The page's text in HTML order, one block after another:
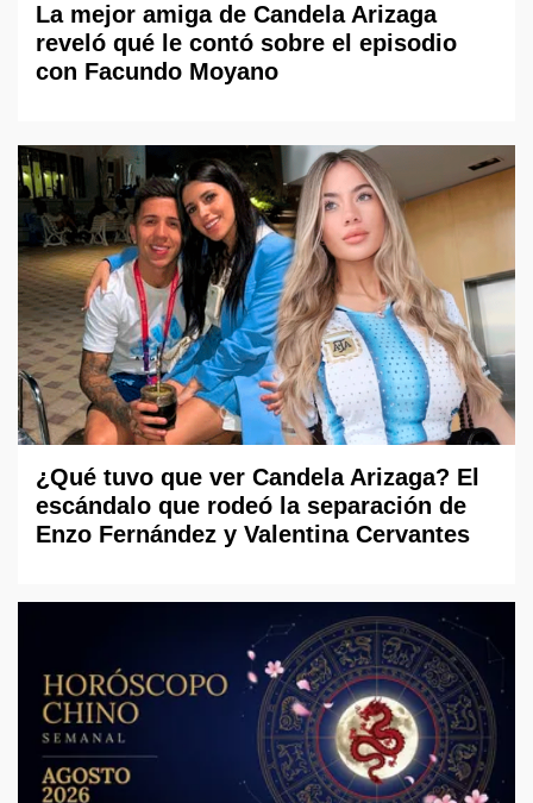
La mejor amiga de Candela Arizaga
reveló qué le contó sobre el episodio
con Facundo Moyano
¿Qué tuvo que ver Candela Arizaga? El
escándalo que rodeó la separación de
Enzo Fernández y Valentina Cervantes